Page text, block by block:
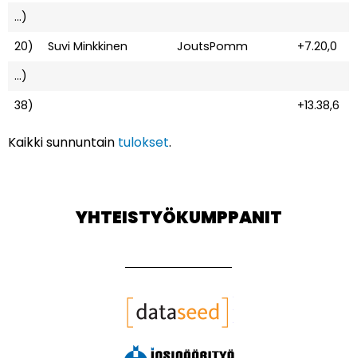
…)
20)
Suvi Minkkinen JoutsPomm
+7.20,0
…)
38)
+13.38,6
Kaikki sunnuntain tulokset.
YHTEISTYÖKUMPPANIT